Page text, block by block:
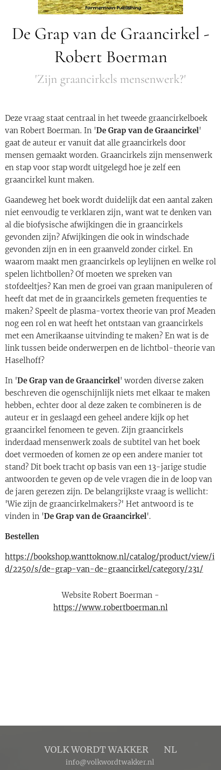
De Grap van de Graancirkel -
Robert Boerman
'Zijn graancirkels mensenwerk?'
Deze vraag staat centraal in het tweede graancirkelboek
van Robert Boerman. In 'De Grap van de Graancirkel'
gaat de auteur er vanuit dat alle graancirkels door
mensen gemaakt worden. Graancirkels zijn mensenwerk
en stap voor stap wordt uitgelegd hoe je zelf een
graancirkel kunt maken.
Gaandeweg het boek wordt duidelijk dat een aantal zaken
niet eenvoudig te verklaren zijn, want wat te denken van
al die biofysische afwijkingen die in graancirkels
gevonden zijn? Afwijkingen die ook in windschade
gevonden zijn en in een graanveld zonder cirkel. En
waarom maakt men graancirkels op leylijnen en welke rol
spelen lichtbollen? Of moeten we spreken van
stofdeeltjes? Kan men de groei van graan manipuleren of
heeft dat met de in graancirkels gemeten frequenties te
maken? Speelt de plasma-vortex theorie van prof Meaden
nog een rol en wat heeft het ontstaan van graancirkels
met een Amerikaanse uitvinding te maken? En wat is de
link tussen beide onderwerpen en de lichtbol-theorie van
Haselhoff?
In 'De Grap van de Graancirkel' worden diverse zaken
beschreven die ogenschijnlijk niets met elkaar te maken
hebben, echter door al deze zaken te combineren is de
auteur er in geslaagd een geheel andere kijk op het
graancirkel fenomeen te geven. Zijn graancirkels
inderdaad mensenwerk zoals de subtitel van het boek
doet vermoeden of komen ze op een andere manier tot
stand? Dit boek tracht op basis van een 13-jarige studie
antwoorden te geven op de vele vragen die in de loop van
de jaren gerezen zijn. De belangrijkste vraag is wellicht:
'Wie zijn de graancirkelmakers?' Het antwoord is te
vinden in 'De Grap van de Graancirkel'.
Bestellen
https://bookshop.wanttoknow.nl/catalog/product/view/i
d/2250/s/de-grap-van-de-graancirkel/category/231/
Website Robert Boerman -
https://www.robertboerman.nl
VOLK WORDT WAKKER 🔴 NL
info@volkwordtwakker.nl